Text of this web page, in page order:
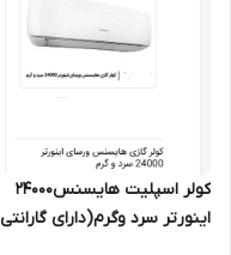
کولر اسپلیت هایسنس24000
اینورتر سرد وگرم(دارای گارانتی